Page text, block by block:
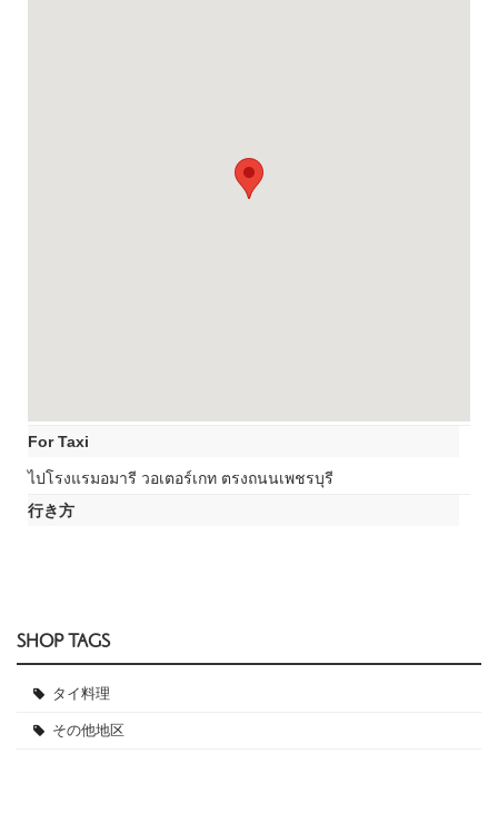
For Taxi
ไปโรงแรมอมารี วอเตอร์เกท ตรงถนนเพชรบุรี
行き方
SHOP TAGS
タイ料理
その他地区